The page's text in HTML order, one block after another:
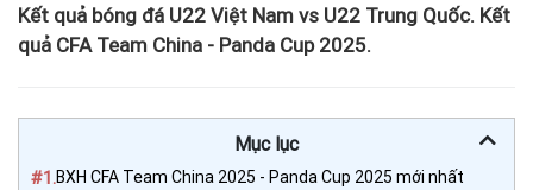
Kết quả bóng đá U22 Việt Nam vs U22 Trung Quốc. Kết
quả CFA Team China - Panda Cup 2025.
Mục lục
#1.BXH CFA Team China 2025 - Panda Cup 2025 mới nhất